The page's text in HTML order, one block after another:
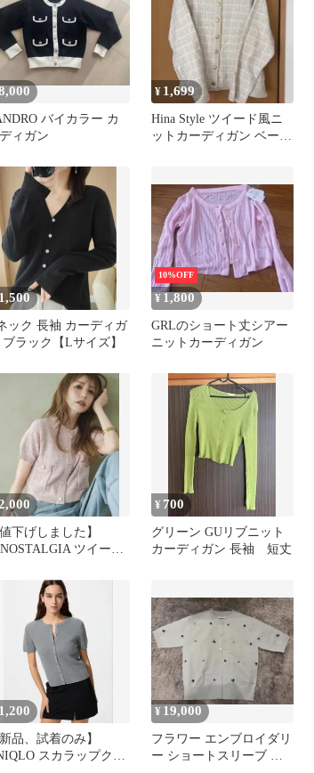
バイカラー カ
ィガン
¥ 1,699
Hina Style ツイード風ニ
ットカーディガン ベージ
1,500
ック 長袖 カーディガ
ブラック【Lサイズ】
10%OFF
¥ 1,800
GRLのショート丈シアー
ニットカーディガン
値下げしました】
ツイード
¥ 700
グリーン GUリブニット
カーディガン 長袖 短丈
1,200
新品、試着のみ】
スカラップクル
¥ 19,000
フラワー エンブロイダリ
ー ショートスリーブ カ